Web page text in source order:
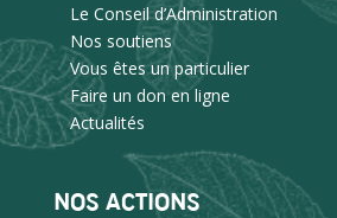
Le Conseil d’Administration
Nos soutiens
Vous êtes un particulier
Faire un don en ligne
Actualités
NOS ACTIONS